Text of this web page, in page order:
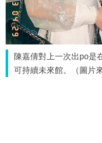
陳嘉倩對上一次出po是
可持續未來館。（圖片